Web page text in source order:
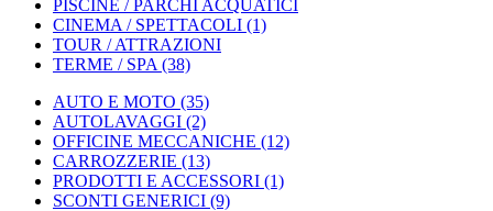
PISCINE / PARCHI ACQUATICI
CINEMA / SPETTACOLI (1)
TOUR / ATTRAZIONI
TERME / SPA (38)
AUTO E MOTO (35)
AUTOLAVAGGI (2)
OFFICINE MECCANICHE (12)
CARROZZERIE (13)
PRODOTTI E ACCESSORI (1)
SCONTI GENERICI (9)